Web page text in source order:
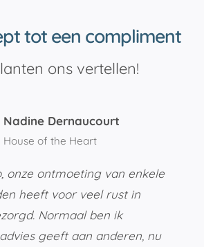
tot een compliment
ons vertellen!
Nadine Dernaucourt
House of the Heart
onze ontmoeting van enkele
heeft voor veel rust in
Normaal ben ik
geeft aan anderen, nu